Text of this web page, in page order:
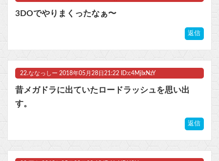
3DOでやりまくったなぁ〜
返信
22.ななっしー 2018年05月28日21:22 ID:c4MjIxNzY
昔メガドラに出ていたロードラッシュを思い出
す。
返信